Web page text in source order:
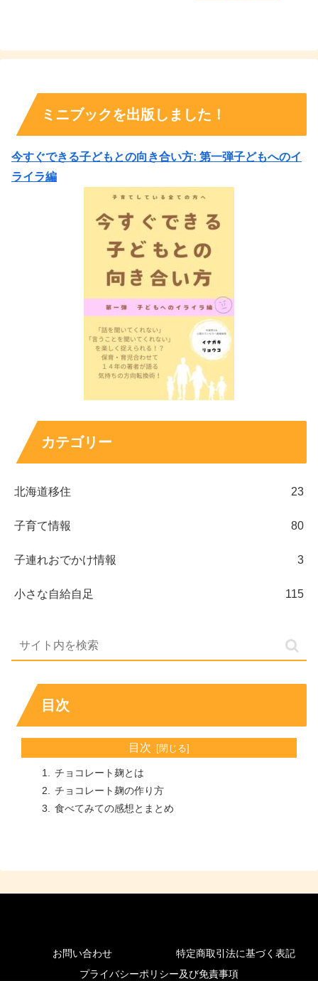
ミニブックを出版しました！
今すぐできる子どもとの向き合い方: 第一弾子どもへのイ
ライラ編
カテゴリー
北海道移住 23
子育て情報 80
子連れおでかけ情報 3
小さな自給自足 115
目次
目次
チョコレート麹とは
チョコレート麹の作り方
食べてみての感想とまとめ
お問い合わせ
特定商取引法に基づく表記
プライバシーポリシー及び免責事項